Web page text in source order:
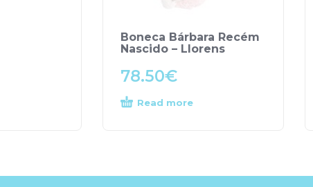
Boneca Bárbara Recém
Nascido – Llorens
78.50€
Read more